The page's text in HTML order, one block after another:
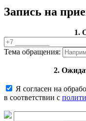
Запись на
1.
Тема обращения:
2.
Я согласен на
в соответствии с